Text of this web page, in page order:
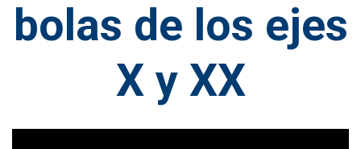
bolas de los ejes
X y XX